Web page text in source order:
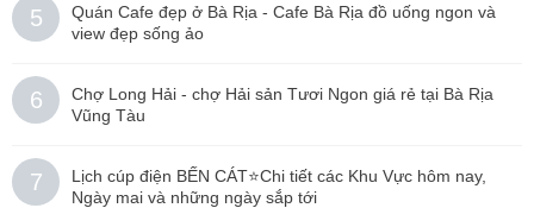
5
Quán Cafe đẹp ở Bà Rịa - Cafe Bà Rịa đồ uống ngon và
view đẹp sống ảo
6
Chợ Long Hải - chợ Hải sản Tươi Ngon giá rẻ tại Bà Rịa
Vũng Tàu
7
Lịch cúp điện BẾN CÁT⭐️Chi tiết các Khu Vực hôm nay,
Ngày mai và những ngày sắp tới